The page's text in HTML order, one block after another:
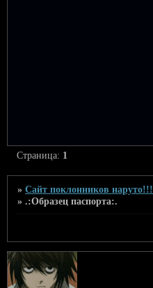
Страница: 1
»Сайт поклонников наруто!!!
».:Образец паспорта:.